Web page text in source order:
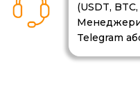
(USDT,
Менеджери
Telegram